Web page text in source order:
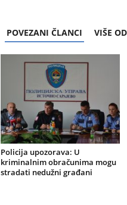
POVEZANI ČLANCI VIŠE
Policija upozorava: U
kriminalnim obračunima mogu
stradati nedužni građani